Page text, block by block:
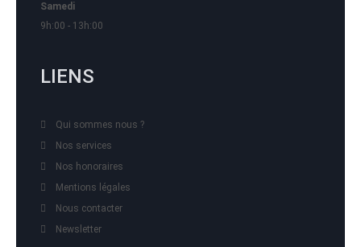
Samedi
9h:00 - 13h:00
LIENS
Qui sommes nous ?
Nos services
Nos honoraires
Mentions légales
Nous contacter
Newsletter